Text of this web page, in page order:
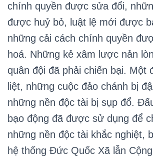
chính quyền được sửa đổi,
được huỷ bỏ, luật lệ mới được
những cải cách chính quyền
hoá. Những kẻ xâm lược nản
quân đội đã phải chiến bại. Một
liệt, những cuộc đảo chánh bị
những nền độc tài bị sụp đổ.
bạo động đã được sử dụng để
những nền độc tài khắc nghiệt,
hệ thống Đức Quốc Xã lẫn